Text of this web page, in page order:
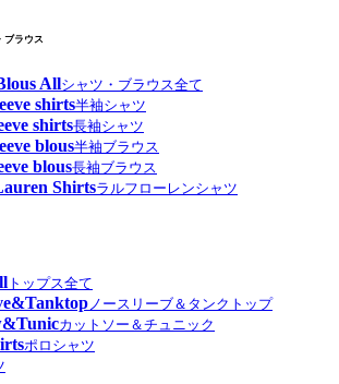
ブラウス
Allシャツ・ブラウス全て
shirts半袖シャツ
shirts長袖シャツ
blous半袖ブラウス
blous長袖ブラウス
Shirtsラルフローレンシャツ
トップス全て
ノースリーブ＆タンクトップ
カットソー＆チュニック
ポロシャツ